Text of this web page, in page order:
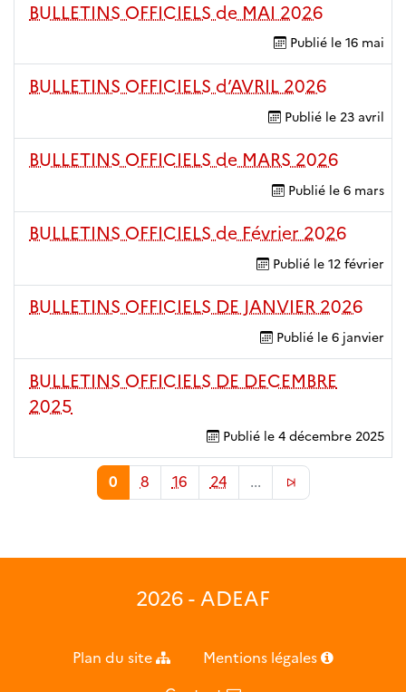
BULLETINS OFFICIELS de MAI 2026
Publié le 16 mai
BULLETINS OFFICIELS d’AVRIL 2026
Publié le 23 avril
BULLETINS OFFICIELS de MARS 2026
Publié le 6 mars
BULLETINS OFFICIELS de Février 2026
Publié le 12 février
BULLETINS OFFICIELS DE JANVIER 2026
Publié le 6 janvier
BULLETINS OFFICIELS DE DECEMBRE
2025
Publié le 4 décembre 2025
0 8 16 24 ...
2026 - ADEAF
Plan du site Mentions légales